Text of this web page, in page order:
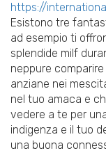
https://
Esistono tre
ad esempio ti
splendide milf
neppure
anziane nei
nel tuo amaca e
vedere a te per
indigenza e il tuo
una buona